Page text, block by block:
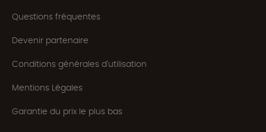
Questions fréquentes
Devenir partenaire
Conditions générales d'utilisation
Mentions Légales
Garantie du prix le plus bas